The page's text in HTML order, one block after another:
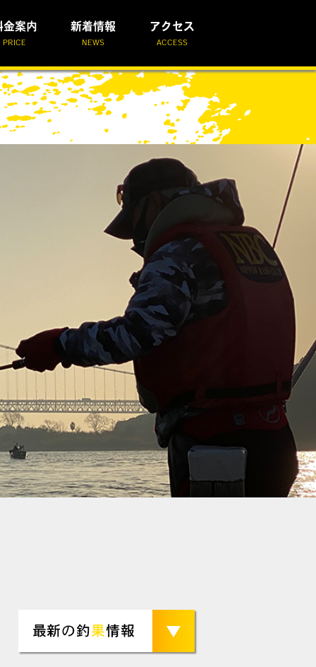
金案内
PRICE
新着情報
NEWS
アクセス
ACCESS